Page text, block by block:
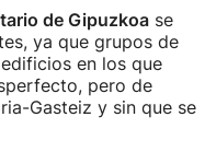
de Gipuzkoa se
ya que grupos de
en los que
pero de
Gasteiz y sin que se